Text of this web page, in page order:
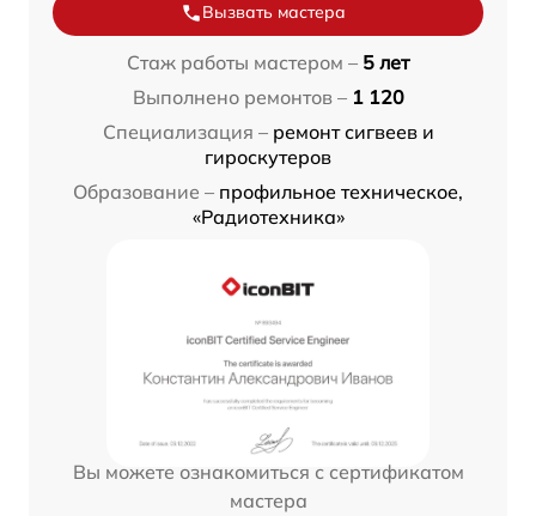
Вызвать мастера
Стаж работы мастером – 5 лет
Выполнено ремонтов – 1 120
Специализация – ремонт сигвеев и
гироскутеров
Образование – профильное техническое,
«Радиотехника»
Вы можете ознакомиться с сертификатом
мастера